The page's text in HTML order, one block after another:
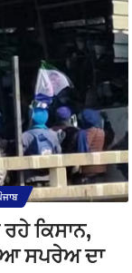
ਕਿਸਾਨ,
ਸਪਰੇਅ ਦਾ